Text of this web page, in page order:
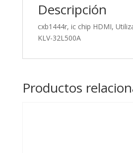
Descripción
cxb1444r, ic chip HDMI,
KLV-32L500A
Productos